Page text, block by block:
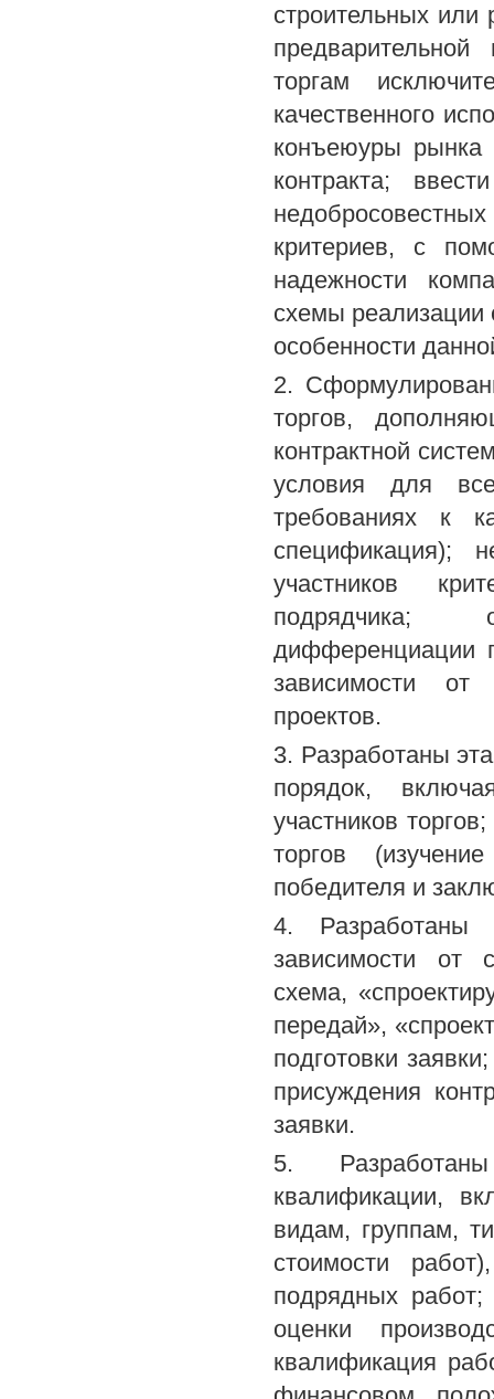
строительных или
торгам
качественного
конъеюуры рынка
контракта;
критериев, с
надежности
схемы реализации
особенности
2.
торгов,
контрактной
условия для
требованиях к
спецификация);
участников
подрядчика;
дифференциации
зависимости от
проектов.
3. Разработаны
порядок,
участников
торгов
победителя и
4. Разработаны
зависимости от
схема,
передай»,
подготовки
присуждения
заявки.
5.
квалификации,
видам, группам,
стоимости
подрядных
оценки
квалификация